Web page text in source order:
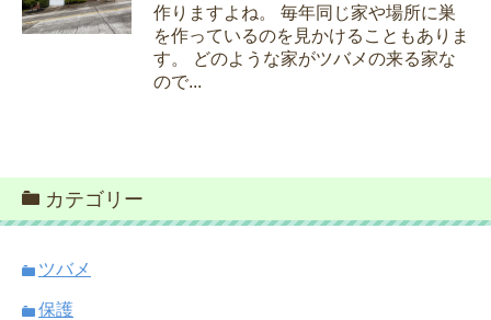
作りますよね。 毎年同じ家や場所に巣
を作っているのを見かけることもありま
す。 どのような家がツバメの来る家な
ので...
カテゴリー
ツバメ
保護